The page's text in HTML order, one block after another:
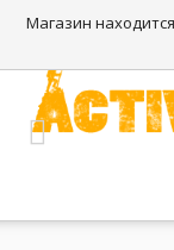
Магазин